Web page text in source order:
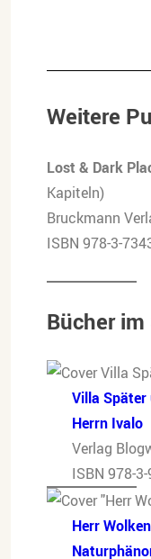
Weitere
Lost & Dark
Kapiteln)
Bruckmann
ISBN 978-3-
Bücher
Villa Später
Herrn Ivalo
Verlag
ISBN 978-
Herr